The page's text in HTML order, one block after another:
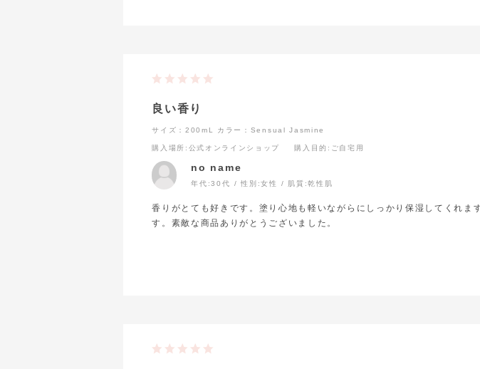
良い香り
サイズ：200mL カラー：Sensual Jasmine
購入場所 :公式オンラインショップ 購入目的 :ご自宅用
no name
年代:30代 性別:女性 肌質:乾性肌
香りがとても好きです。塗り心地も軽いながらにしっかり保湿してくれ
す。素敵な商品ありがとうございました。